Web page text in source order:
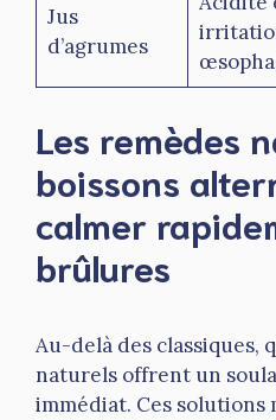
Jus
d’agrumes
Les remèdes
boissons
calmer
brûlures
Au-delà des classiques,
naturels offrent un
immédiat. Ces solutions